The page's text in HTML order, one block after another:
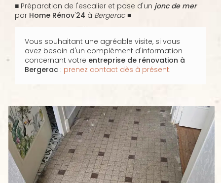
■ Préparation de l'escalier et pose d'un jonc de mer
par Home Rénov'24 à Bergerac ■
Vous souhaitant une agréable visite, si vous
avez besoin d'un complément d'information
concernant votre entreprise de rénovation à
Bergerac : prenez contact dès à présent.